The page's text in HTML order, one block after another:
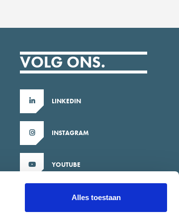
Alles toestaan
VOLG ONS.
LINKEDIN
INSTAGRAM
YOUTUBE